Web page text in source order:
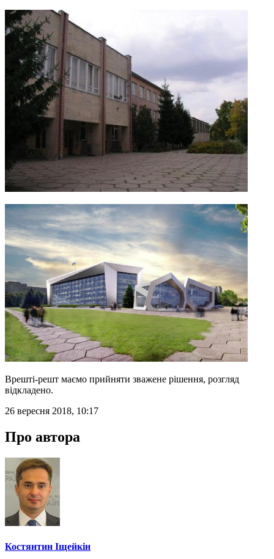
Врешті-решт маємо прийняти зважене рішення, розгляд
відкладено.
26 вересня 2018, 10:17
Про автора
Костянтин Іщейкін